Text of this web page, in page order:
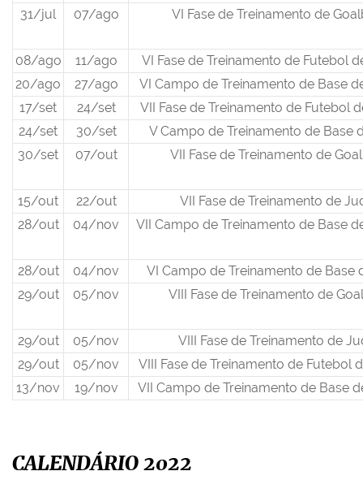
31/jul
07/ago VI Fase de Treinamento de
08/ago 11/ago
VI Fase de Treinamento de Futebol
20/ago
27/ago
VI Campo de Treinamento de Base
17/set
24/set
VII Fase de Treinamento de Futebol
24/set
30/set
V Campo de Treinamento de Base
30/set
07/out VII Fase de Treinamento de
15/out 22/out
VII Fase de Treinamento de
28/out
04/nov VII Campo de Treinamento de Base
28/out 04/nov
VI Campo de Treinamento de Base
29/out
05/nov VIII Fase de Treinamento de
29/out 05/nov
VIII Fase de Treinamento de
29/out
05/nov
VIII Fase de Treinamento de Futebol
13/nov
19/nov VII Campo de Treinamento de Base
CALENDÁRIO 2022